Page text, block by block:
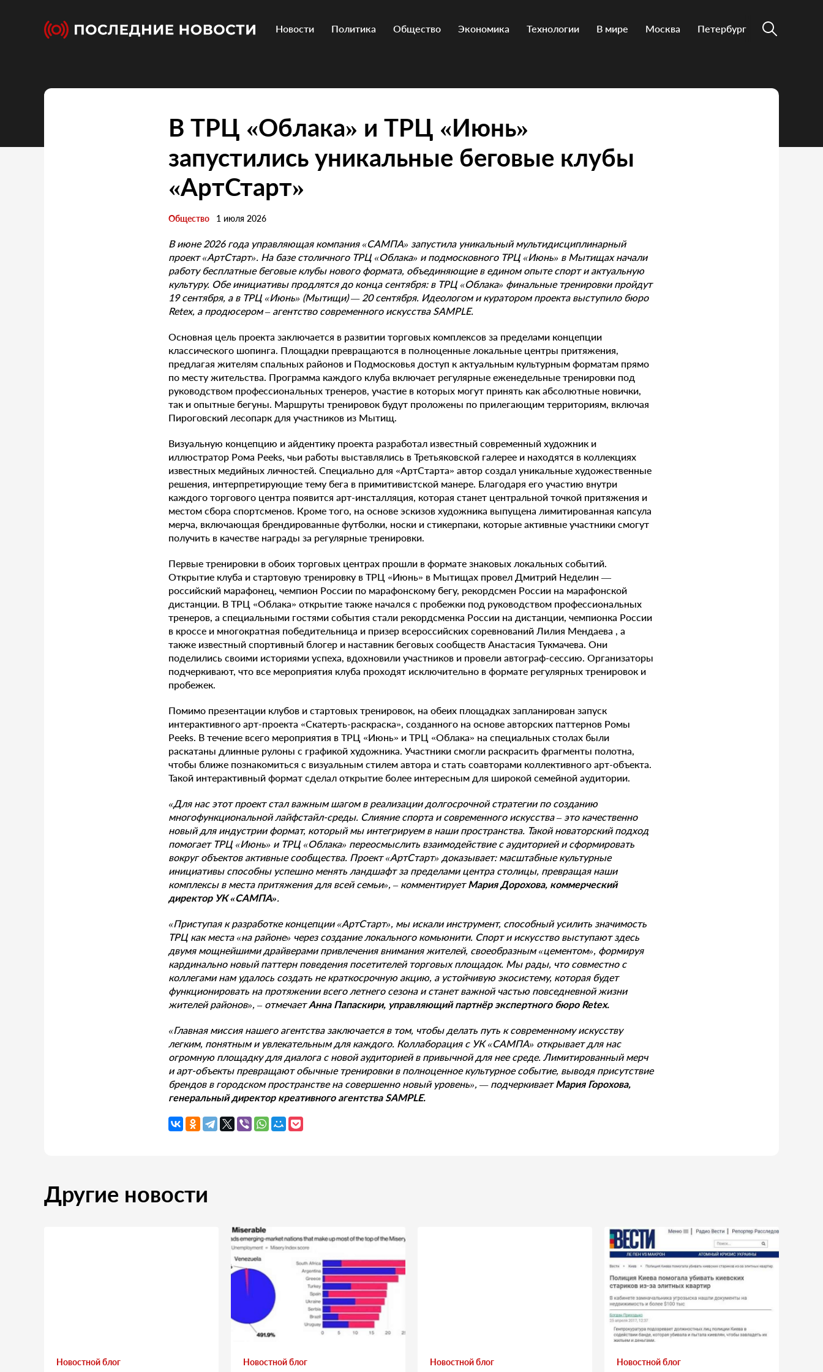
Новости Политика Общество Экономика Технологии В мире Москва Петербург
В ТРЦ «Облака» и ТРЦ «Июнь»
запустились уникальные беговые клубы
«АртСтарт»
Общество 1 июля 2026
В июне 2026 года управляющая компания «САМПА» запустила уникальный мультидисциплинарный
проект «АртСтарт». На базе столичного ТРЦ «Облака» и подмосковного ТРЦ «Июнь» в Мытищах начали
работу бесплатные беговые клубы нового формата, объединяющие в едином опыте спорт и актуальную
культуру. Обе инициативы продлятся до конца сентября: в ТРЦ «Облака» финальные тренировки пройдут
19 сентября, а в ТРЦ «Июнь» (Мытищи) — 20 сентября. Идеологом и куратором проекта выступило бюро
Retex, а продюсером – агентство современного искусства SAMPLE.
Основная цель проекта заключается в развитии торговых комплексов за пределами концепции
классического шопинга. Площадки превращаются в полноценные локальные центры притяжения,
предлагая жителям спальных районов и Подмосковья доступ к актуальным культурным форматам прямо
по месту жительства. Программа каждого клуба включает регулярные еженедельные тренировки под
руководством профессиональных тренеров, участие в которых могут принять как абсолютные новички,
так и опытные бегуны. Маршруты тренировок будут проложены по прилегающим территориям, включая
Пироговский лесопарк для участников из Мытищ.
Визуальную концепцию и айдентику проекта разработал известный современный художник и
иллюстратор Рома Peeks, чьи работы выставлялись в Третьяковской галерее и находятся в коллекциях
известных медийных личностей. Специально для «АртСтарта» автор создал уникальные художественные
решения, интерпретирующие тему бега в примитивистской манере. Благодаря его участию внутри
каждого торгового центра появится арт-инсталляция, которая станет центральной точкой притяжения и
местом сбора спортсменов. Кроме того, на основе эскизов художника выпущена лимитированная капсула
мерча, включающая брендированные футболки, носки и стикерпаки, которые активные участники смогут
получить в качестве награды за регулярные тренировки.
Первые тренировки в обоих торговых центрах прошли в формате знаковых локальных событий.
Открытие клуба и стартовую тренировку в ТРЦ «Июнь» в Мытищах провел Дмитрий Неделин —
российский марафонец, чемпион России по марафонскому бегу, рекордсмен России на марафонской
дистанции. В ТРЦ «Облака» открытие также начался с пробежки под руководством профессиональных
тренеров, а специальными гостями события стали рекордсменка России на дистанции, чемпионка России
в кроссе и многократная победительница и призер всероссийских соревнований Лилия Мендаева , а
также известный спортивный блогер и наставник беговых сообществ Анастасия Тукмачева. Они
поделились своими историями успеха, вдохновили участников и провели автограф-сессию. Организаторы
подчеркивают, что все мероприятия клуба проходят исключительно в формате регулярных тренировок и
пробежек.
Помимо презентации клубов и стартовых тренировок, на обеих площадках запланирован запуск
интерактивного арт-проекта «Скатерть-раскраска», созданного на основе авторских паттернов Ромы
Peeks. В течение всего мероприятия в ТРЦ «Июнь» и ТРЦ «Облака» на специальных столах были
раскатаны длинные рулоны с графикой художника. Участники смогли раскрасить фрагменты полотна,
чтобы ближе познакомиться с визуальным стилем автора и стать соавторами коллективного арт-объекта.
Такой интерактивный формат сделал открытие более интересным для широкой семейной аудитории.
«Для нас этот проект стал важным шагом в реализации долгосрочной стратегии по созданию
многофункциональной лайфстайл-среды. Слияние спорта и современного искусства – это качественно
новый для индустрии формат, который мы интегрируем в наши пространства. Такой новаторский подход
помогает ТРЦ «Июнь» и ТРЦ «Облака» переосмыслить взаимодействие с аудиторией и сформировать
вокруг объектов активные сообщества. Проект «АртСтарт» доказывает: масштабные культурные
инициативы способны успешно менять ландшафт за пределами центра столицы, превращая наши
комплексы в места притяжения для всей семьи», – комментируетМария Дорохова, коммерческий
директор УК «САМПА».
«Приступая к разработке концепции «АртСтарт», мы искали инструмент, способный усилить значимость
ТРЦ как места «на районе» через создание локального комьюнити. Спорт и искусство выступают здесь
двумя мощнейшими драйверами привлечения внимания жителей, своеобразным «цементом», формируя
кардинально новый паттерн поведения посетителей торговых площадок. Мы рады, что совместно с
коллегами нам удалось создать не краткосрочную акцию, а устойчивую экосистему, которая будет
функционировать на протяжении всего летнего сезона и станет важной частью повседневной жизни
жителей районов», – отмечаетАнна Папаскири, управляющий партнёр экспертного бюро Retex.
«Главная миссия нашего агентства заключается в том, чтобы делать путь к современному искусству
легким, понятным и увлекательным для каждого. Коллаборация с УК «САМПА» открывает для нас
огромную площадку для диалога с новой аудиторией в привычной для нее среде. Лимитированный мерч
и арт-объекты превращают обычные тренировки в полноценное культурное событие, выводя присутствие
брендов в городском пространстве на совершенно новый уровень», — подчеркиваетМария Горохова,
генеральный директор креативного агентства SAMPLE.
Другие новости
Новостной блог Новостной блог Новостной блог Новостной блог